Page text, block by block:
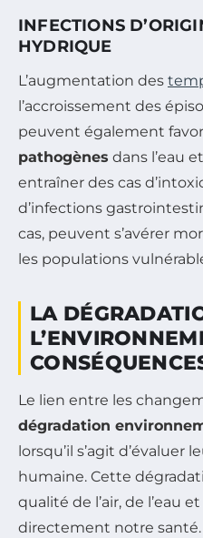
INFECTIONS
HYDRIQUE
L’augmentation des
l’accroissement des
peuvent également
pathogènes dans l’eau
entraîner des cas
d’infections
cas, peuvent s’avérer
les populations
LA
Le lien entre les
dégradation
lorsqu’il s’agit d’évaluer
humaine. Cette
qualité de l’air, de l’eau
directement notre santé.